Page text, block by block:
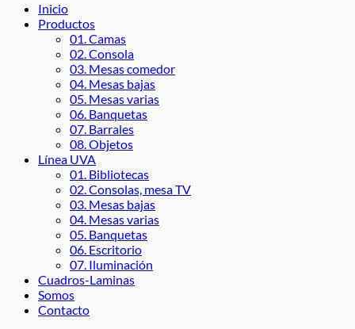
Inicio
Productos
01. Camas
02. Consola
03. Mesas comedor
04. Mesas bajas
05. Mesas varias
06. Banquetas
07. Barrales
08. Objetos
Línea UVA
01. Bibliotecas
02. Consolas, mesa TV
03. Mesas bajas
04. Mesas varias
05. Banquetas
06. Escritorio
07. Iluminación
Cuadros-Laminas
Somos
Contacto